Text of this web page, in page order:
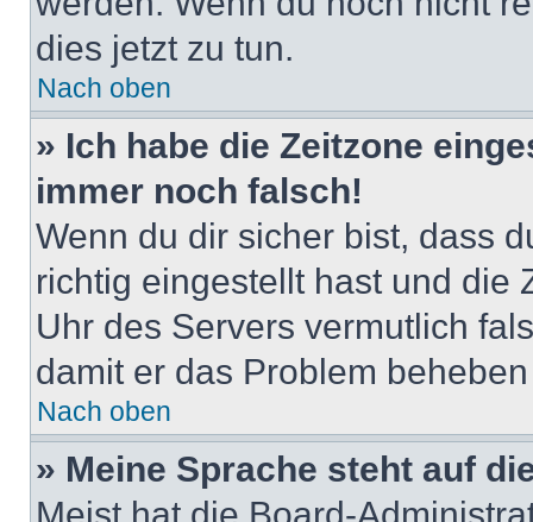
dies jetzt zu tun.
Nach oben
» Ich habe die Zeitzone
immer noch falsch!
Wenn du dir sicher bist, dass
richtig eingestellt hast und die
Uhr des Servers vermutlich
damit er das Problem
Nach oben
» Meine Sprache steht auf